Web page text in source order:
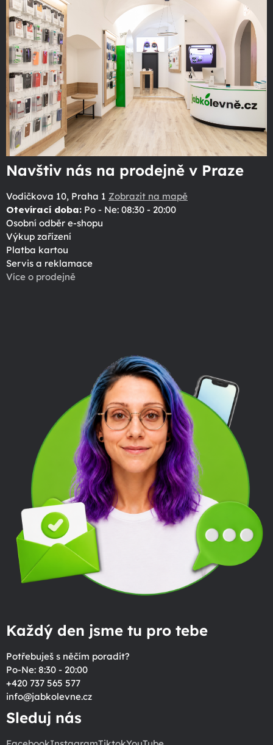
Navštiv nás na prodejně v Praze
Vodičkova 10, Praha 1 Zobrazit na mapě
Otevírací doba: Po - Ne: 08:30 - 20:00
Osobní odběr e-shopu
Výkup zařízení
Platba kartou
Servis a reklamace
Více o prodejně
Každý den jsme tu pro tebe
Potřebuješ s něčím poradit?
Po-Ne: 8:30 - 20:00
+420 737 565 577
info@jabkolevne.cz
Sleduj nás